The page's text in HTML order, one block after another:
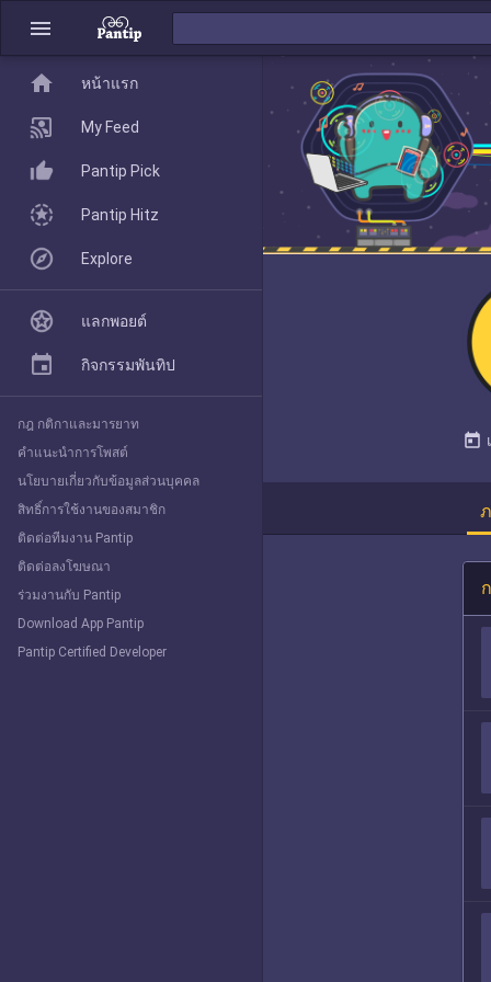
menu
today
home
Pantip Pick
Explore
home หน้าแรก
My Feed
Pantip Pick
Pantip Hitz
Explore
แลกพอยต์
กิจกรรมพันทิป
กฎ กติกาและมารยาท
คำแนะนำการโพสต์
นโยบายเกี่ยวกับข้อมูลส่วนบุคคล
สิทธิ์การใช้งานของสมาชิก
ติดต่อทีมงาน Pantip
ติดต่อลงโฆษณา
ร่วมงานกับ Pantip
Download App Pantip
Pantip Certified Developer